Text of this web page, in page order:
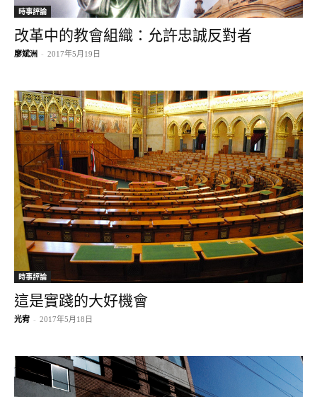
時事評論
改革中的教會組織：允許忠誠反對者
廖斌洲 - 2017年5月19日
時事評論
這是實踐的大好機會
光宥 - 2017年5月18日